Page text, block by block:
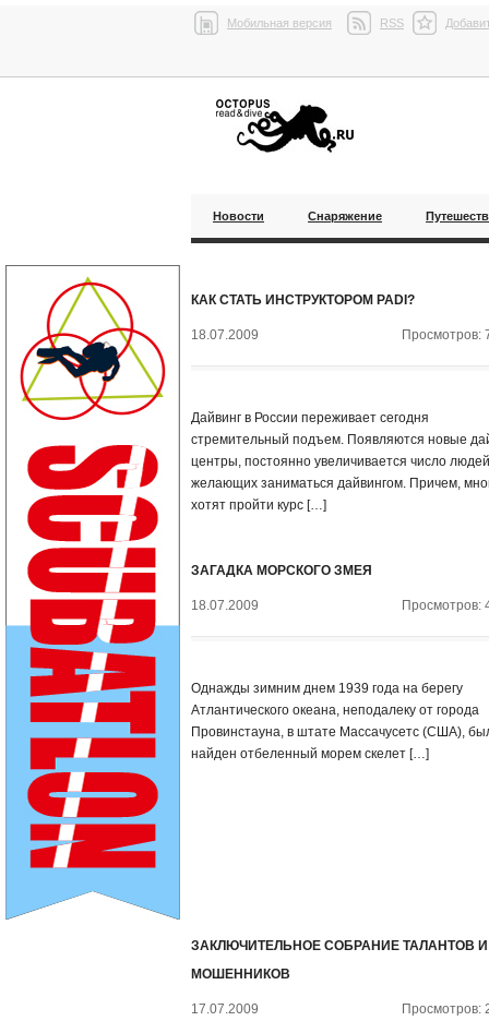
Мобильная версия RSS
Новости Снаряжение
КАК СТАТЬ ИНСТРУКТОРОМ PADI?
18.07.2009 Просмотров:
Дайвинг в России переживает сегодня
стремительный подъем. Появляются новые
центры, постоянно увеличивается число
желающих заниматься дайвингом. Причем,
хотят пройти курс […]
ЗАГАДКА МОРСКОГО ЗМЕЯ
18.07.2009 Просмотров:
Однажды зимним днем 1939 года на берегу
Атлантического океана, неподалеку от города
Провинстауна, в штате Массачусетс (США),
найден отбеленный морем скелет […]
ЗАКЛЮЧИТЕЛЬНОЕ СОБРАНИЕ ТАЛАНТОВ И
МОШЕННИКОВ
17.07.2009 Просмотров: